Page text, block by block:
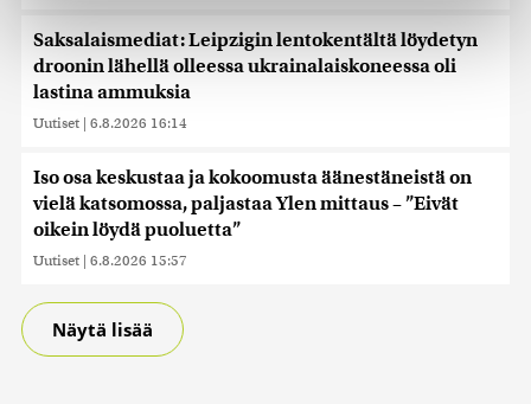
Käytämme evästeitä tarjoamamme sisällön ja mainosten
räätälöimiseen, sosiaalisen median ominaisuuksien
tukemiseen ja kävijämäärämme analysoimiseen. Lisäksi
alan kumppaneillemme tietoja siitä, miten käytät
tietoja muihin tietoihin, joita olet antanut heille tai joita on
kerätty, kun olet käyttänyt heidän palvelujaan. Tietoja
saatetaan myös siirtää ulkomaille.
Saksalaismediat: Leipzigin lentokentältä löydetyn
droonin lähellä olleessa ukrainalaiskoneessa oli
lastina ammuksia
Uutiset | 6.8.2026 16:14
Iso osa keskustaa ja kokoomusta äänestäneistä on
vielä katsomossa, paljastaa Ylen mittaus – ”Eivät
oikein löydä puoluetta”
Uutiset | 6.8.2026 15:57
Näytä lisää